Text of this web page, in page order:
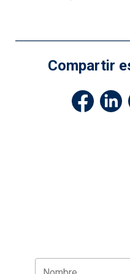
Compartir